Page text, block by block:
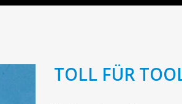
TOLL FÜR